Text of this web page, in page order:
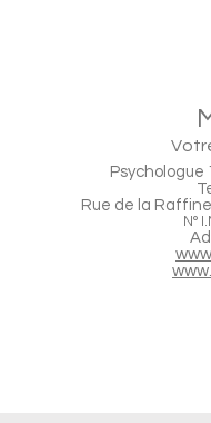
Psychologue
Rue de la
N°